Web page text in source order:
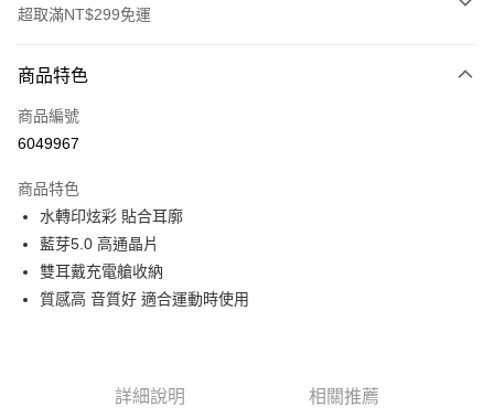
超取滿NT$299免運
信用卡一次付款
超商取貨付款
Apple Pay
街口支付
悠遊付
商品特色
商品編號
6049967
商品特色
水轉印炫彩 貼合耳廓
藍芽5.0 高通晶片
雙耳戴充電艙收納
質感高 音質好 適合運動時使用
詳細說明 相關推薦